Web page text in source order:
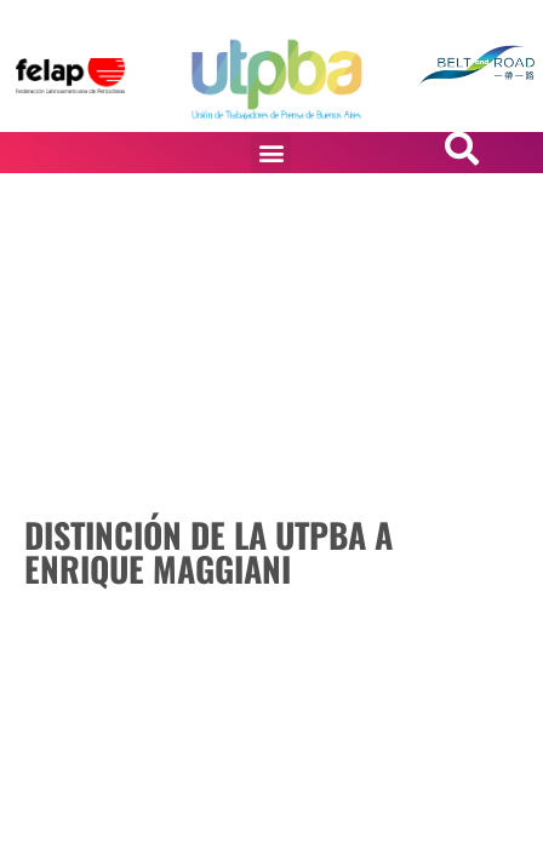
DISTINCIÓN DE LA UTPBA A
ENRIQUE MAGGIANI